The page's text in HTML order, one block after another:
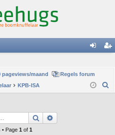
in
er
pageviews/maand
Regels forum
KPB-ISA
Search
• Page 1 of 1